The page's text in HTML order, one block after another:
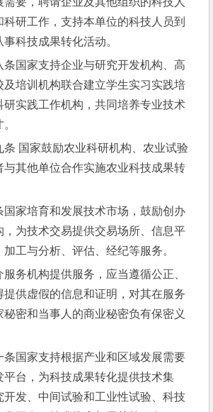
科研工作，支持本单位的科技人员到
科技成果转化活动。
家支持企业与研究开发机构、高
及培训机构联合建立学生实习实践培
研实践工作机构，共同培养专业技术
国家鼓励农业科研机构、农业试验
与其他单位合作实施农业科技成果转
家培育和发展技术市场，鼓励创办
，为技术交易提供交易场所、信息平
工与分析、评估、经纪等服务。
机构提供服务，应当遵循公正、
提供虚假的信息和证明，对其在服务
密和当事人的商业秘密负有保密义
国家支持根据产业和区域发展需要
平台，为科技成果转化提供技术集
开发、中间试验和工业性试验、科技